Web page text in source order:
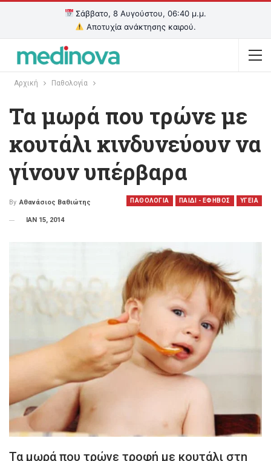
Σάββατο, 8 Αυγούστου, 06:40 μ.μ.
Αποτυχία ανάκτησης καιρού.
Αρχική Παθολογία
Τα μωρά που τρώνε με
κουτάλι κινδυνεύουν να
γίνουν υπέρβαρα
ΠΑΘΟΛΟΓΙΑ ΠΑΙΔΙ - ΕΦΗΒΟΣ ΥΓΕΙΑ
By Αθανάσιος Βαθιώτης
ΙΑΝ 15, 2014
Τα μωρά που τρώνε τροφή με κουτάλι στη